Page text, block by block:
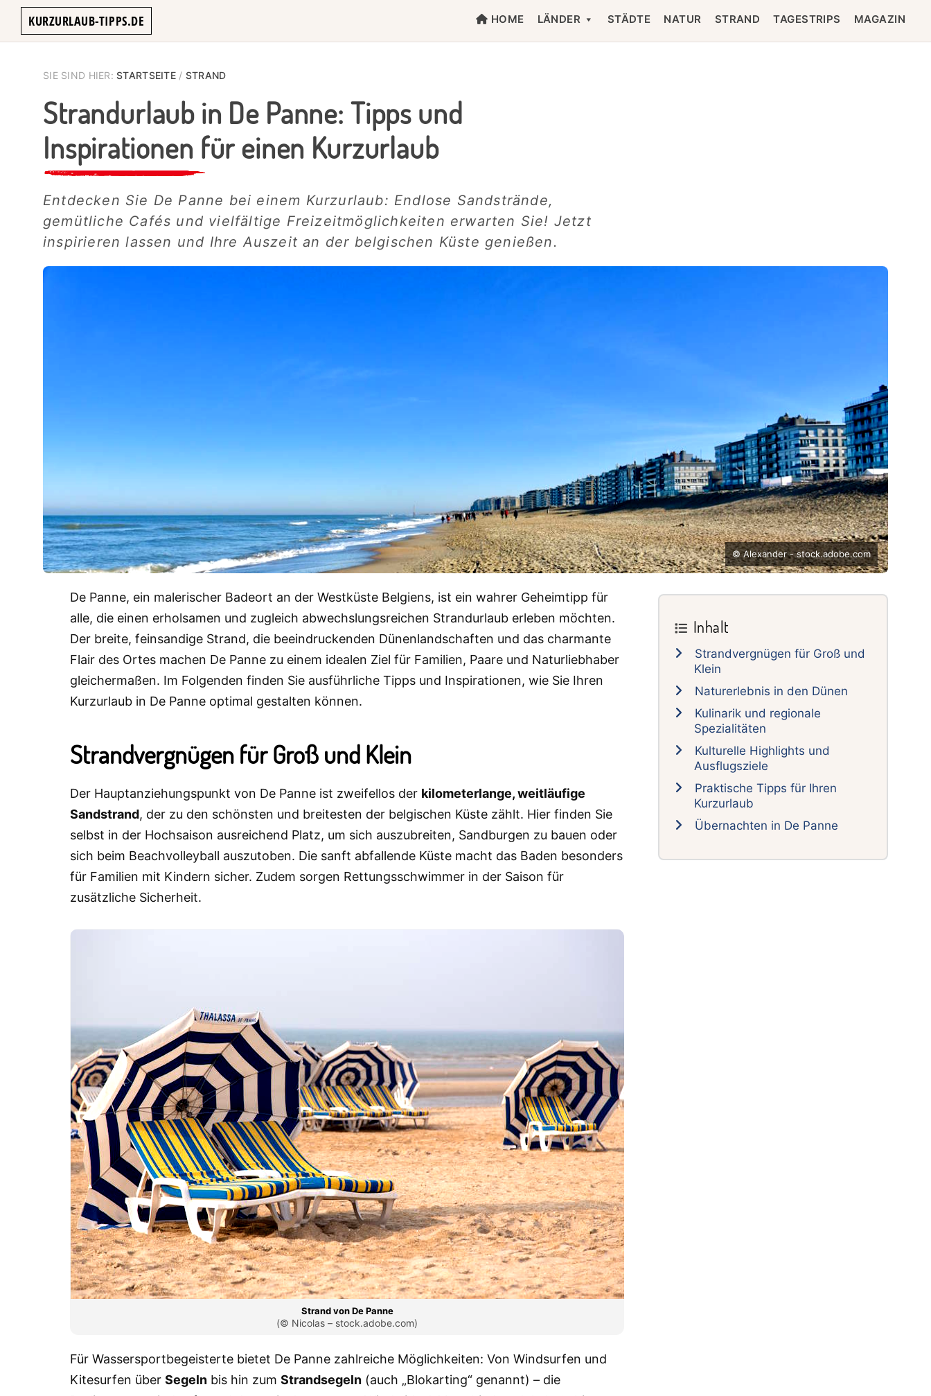
Skip
navigation
Skip
content
Skip
sidebar
KURZURLAUB-TIPPS.DE
Reiseplanung
HOME LÄNDER STÄDTE NATUR STRAND TAGESTRIPS MAGAZIN
SIE SIND HIER:STARTSEITE / STRAND
Strandurlaub in De Panne: Tipps und
Inspirationen für einen Kurzurlaub
Entdecken Sie De Panne bei einem Kurzurlaub: Endlose Sandstrände,
gemütliche Cafés und vielfältige Freizeitmöglichkeiten erwarten Sie! Jetzt
inspirieren lassen und Ihre Auszeit an der belgischen Küste genießen.
© Alexander - stock.adobe.com
De Panne, ein malerischer Badeort an der Westküste Belgiens, ist ein wahrer Geheimtipp für
alle, die einen erholsamen und zugleich abwechslungsreichen Strandurlaub erleben möchten.
Der breite, feinsandige Strand, die beeindruckenden Dünenlandschaften und das charmante
Flair des Ortes machen De Panne zu einem idealen Ziel für Familien, Paare und Naturliebhaber
gleichermaßen. Im Folgenden finden Sie ausführliche Tipps und Inspirationen, wie Sie Ihren
Kurzurlaub in De Panne optimal gestalten können.
Strandvergnügen für Groß und Klein
Der Hauptanziehungspunkt von De Panne ist zweifellos der kilometerlange, weitläufige
Sandstrand, der zu den schönsten und breitesten der belgischen Küste zählt. Hier finden Sie
selbst in der Hochsaison ausreichend Platz, um sich auszubreiten, Sandburgen zu bauen oder
sich beim Beachvolleyball auszutoben. Die sanft abfallende Küste macht das Baden besonders
für Familien mit Kindern sicher. Zudem sorgen Rettungsschwimmer in der Saison für
zusätzliche Sicherheit.
Strand von De Panne
(© Nicolas – stock.adobe.com)
Für Wassersportbegeisterte bietet De Panne zahlreiche Möglichkeiten: Von Windsurfen und
Kitesurfen überSegeln bis hin zumStrandsegeln (auch „Blokarting“ genannt) – die
Primary
Sidebar
Inhalt
Strandvergnügen für Groß und
Klein
Naturerlebnis in den Dünen
Kulinarik und regionale
Spezialitäten
Kulturelle Highlights und
Ausflugsziele
Praktische Tipps für Ihren
Kurzurlaub
Übernachten in De Panne